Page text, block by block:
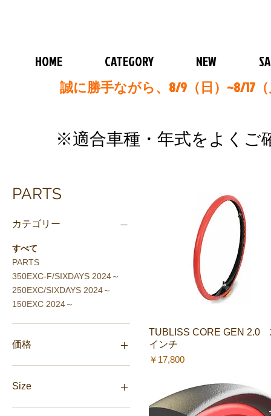
HOME CATEGORY NEW
誠に勝手ながら、8/9（日）~8/17
​※適合車種・年式をよく
PARTS
カテゴリー
すべて
PARTS
350EXC-F/SIXDAYS 2024～
250EXC/SIXDAYS 2024～
150EXC 2024～
価格
￥1,630
Size
13T
クイックビュー
TUBLISS CORE GEN 2.0
インチ
価格
￥17,800